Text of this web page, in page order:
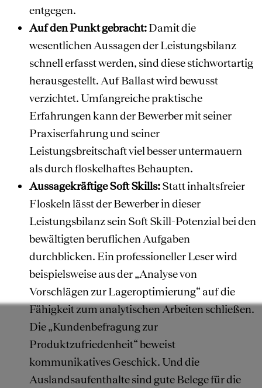
entgegen.
Auf den Punkt gebracht:Damit die
wesentlichen Aussagen der Leistungsbilanz
schnell erfasst werden, sind diese stichwortartig
herausgestellt. Auf Ballast wird bewusst
verzichtet. Umfangreiche praktische
Erfahrungen kann der Bewerber mit seiner
Praxiserfahrung und seiner
Leistungsbreitschaft viel besser untermauern
als durch floskelhaftes Behaupten.
Aussagekräftige Soft Skills:Statt inhaltsfreier
Floskeln lässt der Bewerber in dieser
Leistungsbilanz sein Soft Skill-Potenzial bei den
bewältigten beruflichen Aufgaben
durchblicken. Ein professioneller Leser wird
beispielsweise aus der „Analyse von
Vorschlägen zur Lageroptimierung“ auf die
Fähigkeit zum analytischen Arbeiten schließen.
Die „Kundenbefragung zur
Produktzufriedenheit“ beweist
kommunikatives Geschick. Und die
Auslandsaufenthalte sind gute Belege für die